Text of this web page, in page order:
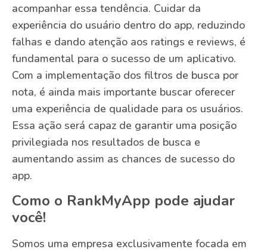
acompanhar essa tendência. Cuidar da
experiência do usuário dentro do app, reduzindo
falhas e dando atenção aos ratings e reviews, é
fundamental para o sucesso de um aplicativo.
Com a implementação dos filtros de busca por
nota, é ainda mais importante buscar oferecer
uma experiência de qualidade para os usuários.
Essa ação será capaz de garantir uma posição
privilegiada nos resultados de busca e
aumentando assim as chances de sucesso do
app.
Como o RankMyApp pode ajudar
você!
Somos uma empresa exclusivamente focada em